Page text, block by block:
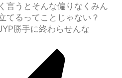
言うとそんな偏りなくみん
てるってことじゃない？
勝手に終わらせんな